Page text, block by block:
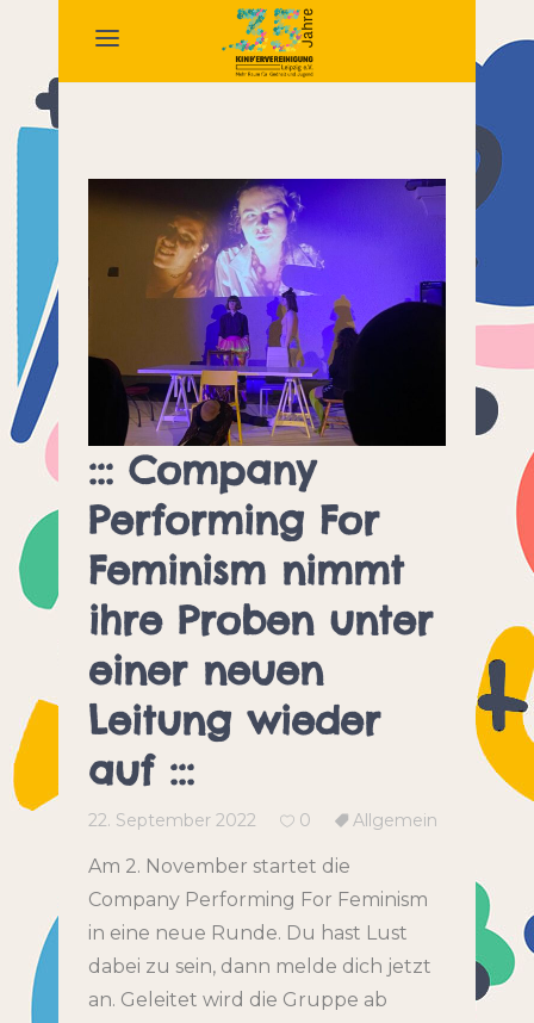
::: Company
Performing For
Feminism nimmt
ihre Proben unter
einer neuen
Leitung wieder
auf :::
22. September 2022 0 Allgemein
Am 2. November startet die
Company Performing For Feminism
in eine neue Runde. Du hast Lust
dabei zu sein, dann melde dich jetzt
an. Geleitet wird die Gruppe ab